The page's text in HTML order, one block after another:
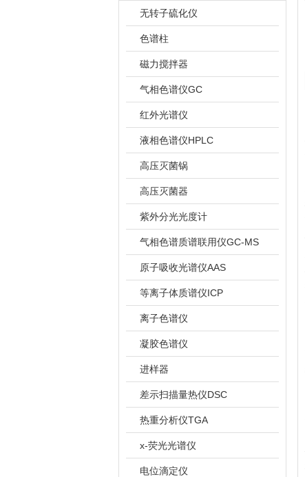
无转子硫化仪
色谱柱
磁力搅拌器
气相色谱仪GC
红外光谱仪
液相色谱仪HPLC
高压灭菌锅
高压灭菌器
紫外分光光度计
气相色谱质谱联用仪GC-MS
原子吸收光谱仪AAS
等离子体质谱仪ICP
离子色谱仪
凝胶色谱仪
进样器
差示扫描量热仪DSC
热重分析仪TGA
x-荧光光谱仪
电位滴定仪